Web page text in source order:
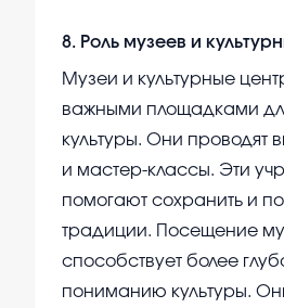
8. Роль музеев и
Музеи и культурные
важными площадками
культуры. Они проводят
и мастер-классы. Эти
помогают сохранить и
традиции. Посещение
способствует более
пониманию культуры.